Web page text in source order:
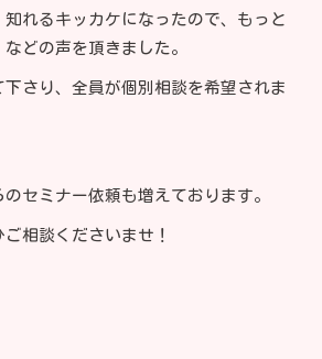
知れるキッカケになったので、もっと
どの声を頂きました。
さり、全員が個別相談を希望されま
セミナー依頼も増えております。
相談くださいませ！